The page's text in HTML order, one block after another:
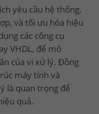
yêu cầu hệ thống,
và tối ưu hóa hiệu
các công cụ
VHDL, để mô
của vi xử lý. Đồng
máy tính và
là quan trọng để
quả.